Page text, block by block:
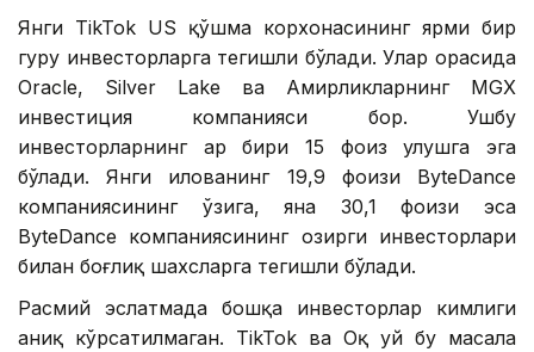
Янги TikTok US қўшма корхонасининг ярми бир
гуруҳ инвесторларга тегишли бўлади. Улар орасида
Oracle, Silver Lake ва Амирликларнинг MGX
инвестиция компанияси бор. Ушбу
инвесторларнинг ҳар бири 15 фоиз улушга эга
бўлади. Янги илованинг 19,9 фоизи ByteDance
компаниясининг ўзига, яна 30,1 фоизи эса
ByteDance компаниясининг ҳозирги инвесторлари
билан боғлиқ шахсларга тегишли бўлади.
Расмий эслатмада бошқа инвесторлар кимлиги
аниқ кўрсатилмаган. TikTok ва Оқ уй бу масала